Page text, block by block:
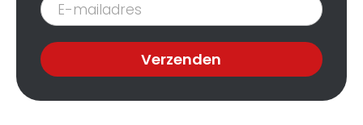
nieuwsbrief
Verzenden